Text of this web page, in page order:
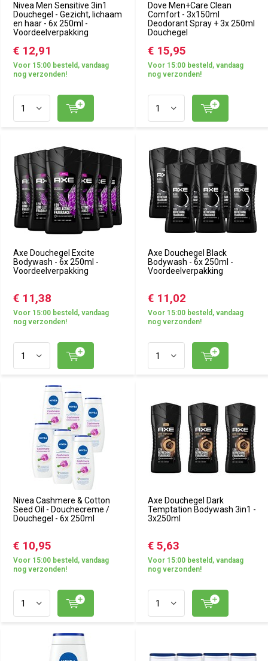
Nivea Men Sensitive 3in1
Douchegel - Gezicht, lichaam
en haar - 6x 250ml -
Voordeelverpakking
€ 12,91
Voor 15:00 besteld, vandaag
nog verzonden!
Dove Men+Care Clean
Comfort - 3x150ml
Deodorant Spray + 3x 250ml
Douchegel
€ 15,95
Voor 15:00 besteld, vandaag
nog verzonden!
Axe Douchegel Excite
Bodywash - 6x 250ml -
Voordeelverpakking
€ 11,38
Voor 15:00 besteld, vandaag
nog verzonden!
Axe Douchegel Black
Bodywash - 6x 250ml -
Voordeelverpakking
€ 11,02
Voor 15:00 besteld, vandaag
nog verzonden!
Nivea Cashmere & Cotton
Seed Oil - Douchecreme /
Douchegel - 6x 250ml
€ 10,95
Voor 15:00 besteld, vandaag
nog verzonden!
Axe Douchegel Dark
Temptation Bodywash 3in1 -
3x250ml
€ 5,63
Voor 15:00 besteld, vandaag
nog verzonden!